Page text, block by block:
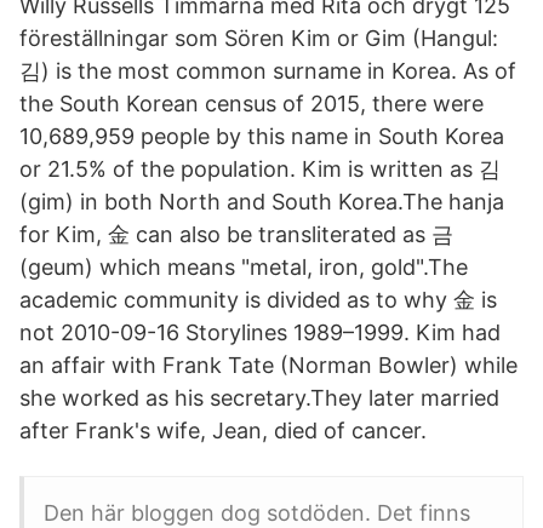
Willy Russells Timmarna med Rita och drygt 125
föreställningar som Sören Kim or Gim (Hangul:
김) is the most common surname in Korea. As of
the South Korean census of 2015, there were
10,689,959 people by this name in South Korea
or 21.5% of the population. Kim is written as 김
(gim) in both North and South Korea.The hanja
for Kim, 金 can also be transliterated as 금
(geum) which means "metal, iron, gold".The
academic community is divided as to why 金 is
not 2010-09-16 Storylines 1989–1999. Kim had
an affair with Frank Tate (Norman Bowler) while
she worked as his secretary.They later married
after Frank's wife, Jean, died of cancer.
Den här bloggen dog sotdöden. Det finns